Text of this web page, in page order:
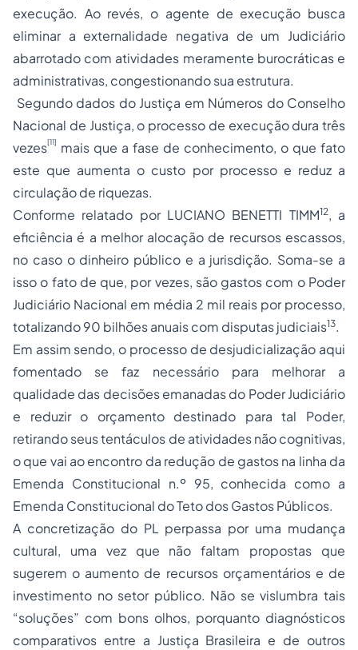
execução. Ao revés, o agente de execução busca
eliminar a externalidade negativa de um Judiciário
abarrotado com atividades meramente burocráticas e
administrativas, congestionando sua estrutura.
Segundo dados do Justiça em Números do Conselho
Nacional de Justiça, o processo de execução dura três
vezes[11]
mais que a fase de conhecimento, o que fato
este que aumenta o custo por processo e reduz a
circulação de riquezas.
Conforme relatado por LUCIANO BENETTI TIMM12, a
eficiência é a melhor alocação de recursos escassos,
no caso o dinheiro público e a jurisdição. Soma-se a
isso o fato de que, por vezes, são gastos com o Poder
Judiciário Nacional em média 2 mil reais por processo,
totalizando 90 bilhões anuais com disputas judiciais13.
Em assim sendo, o processo de desjudicialização aqui
fomentado se faz necessário para melhorar a
qualidade das decisões emanadas do Poder Judiciário
e reduzir o orçamento destinado para tal Poder,
retirando seus tentáculos de atividades não cognitivas,
o que vai ao encontro da redução de gastos na linha da
Emenda Constitucional n.º 95, conhecida como a
Emenda Constitucional do Teto dos Gastos Públicos.
A concretização do PL perpassa por uma mudança
cultural, uma vez que não faltam propostas que
sugerem o aumento de recursos orçamentários e de
investimento no setor público. Não se vislumbra tais
“soluções” com bons olhos, porquanto diagnósticos
comparativos entre a Justiça Brasileira e de outros